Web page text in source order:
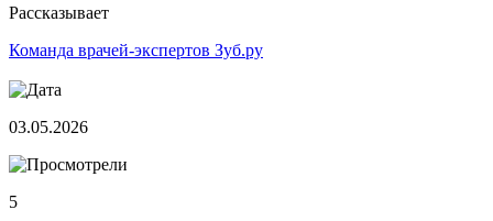
Рассказывает
Команда врачей-экспертов Зуб.ру
03.05.2026
5